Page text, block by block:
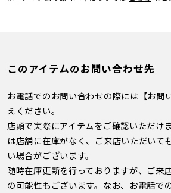
このアイテムのお問い合わせ先
お電話でのお問い合わせの際には【お問
えください。
店頭で実際にアイテムをご確認いただけ
は店舗に在庫がなく、ご来店いただいて
い場合がございます。
随時在庫更新を行っておりますが、ご来
の可能性もございます。なお、お電話で